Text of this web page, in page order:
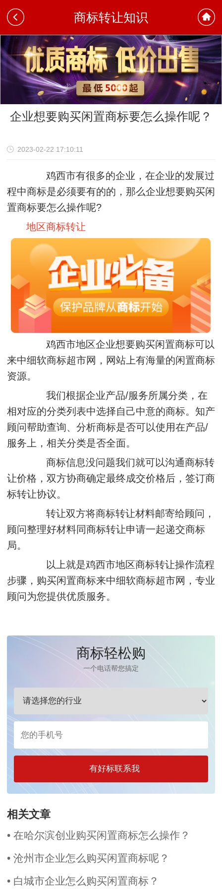
商标转让知识
企业想要购买闲置商标要怎么操作呢？
" 2023-02-22 17:10:11
鸡西市有很多的企业，在企业的发展过
程中商标是必须要有的的，那么企业想要购买闲
置商标要怎么操作呢?
地区商标转让
鸡西市地区企业想要购买闲置商标可以
来中细软商标超市网，网站上有海量的闲置商标
资源。
我们根据企业产品/服务所属分类，在
相对应的分类列表中选择自己中意的商标。知产
顾问帮助查询、分析商标是否可以使用在产品/
服务上，相关分类是否全面。
商标信息没问题我们就可以沟通商标转
让价格，双方协商确定最终成交价格后，签订商
标转让协议。
转让双方将商标转让材料邮寄给顾问，
顾问整理好材料同商标转让申请一起递交商标
局。
以上就是鸡西市地区商标转让操作流程
步骤，购买闲置商标来中细软商标超市网，专业
顾问为您提供优质服务。
商标轻松购
一个电话帮您搞定
有好标联系我
相关文章
• 在哈尔滨创业购买闲置商标怎么操作？
• 沧州市企业怎么购买闲置商标呢？
• 白城市企业怎么购买闲置商标？